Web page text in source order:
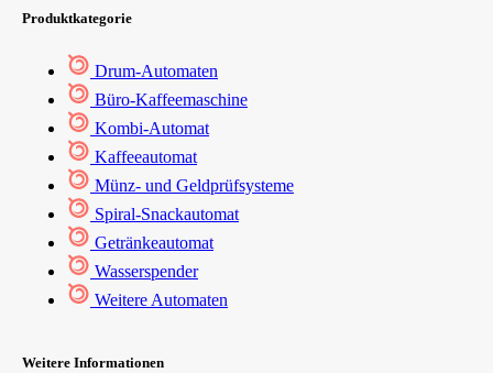
Produktkategorie
Drum-Automaten
Büro-Kaffeemaschine
Kombi-Automat
Kaffeeautomat
Münz- und Geldprüfsysteme
Spiral-Snackautomat
Getränkeautomat
Wasserspender
Weitere Automaten
Weitere Informationen